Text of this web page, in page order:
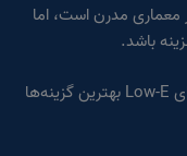
مدرن است، اما
باشد.
شیشه لمینت، سکوریت، دوجداره و شیشه‌های Low‑E بهترین گزینه‌ها